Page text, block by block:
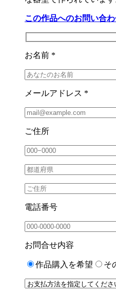
この作品へのお問い合
お名前 *
メールアドレス *
ご住所
電話番号
お問合せ内容
作品購入を希望 そ